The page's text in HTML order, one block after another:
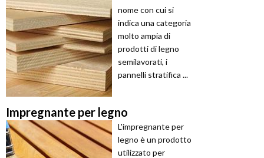
nome con cui si
indica una categoria
molto ampia di
prodotti di legno
semilavorati, i
pannelli stratifica ...
Impregnante per legno
L'impregnante per
legno è un prodotto
utilizzato per